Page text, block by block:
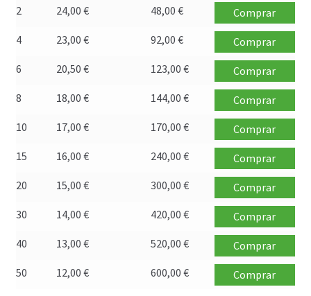
Preguntas frecuentes
Productos
2 24,00 € 48,00 €
Comprar
4
23,00 € 92,00 €
Comprar
6
20,50 € 123,00 €
Comprar
8
18,00 € 144,00 €
Comprar
10
17,00 € 170,00 €
Comprar
15
16,00 € 240,00 €
Comprar
20
15,00 € 300,00 €
Comprar
30
14,00 € 420,00 €
Comprar
40
13,00 € 520,00 €
Comprar
50
12,00 € 600,00 € Comprar